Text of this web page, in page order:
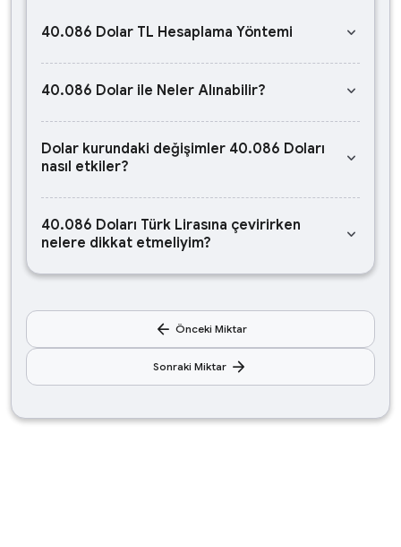
40.086 Dolar TL Hesaplama Yöntemi keyboard_arrow_down
40.086 Dolar ile Neler Alınabilir? keyboard_arrow_down
Dolar kurundaki değişimler 40.086 Doları
nasıl etkiler?
keyboard_arrow_down
40.086 Doları Türk Lirasına çevirirken
nelere dikkat etmeliyim?
keyboard_arrow_down
arrow_back Önceki Miktar
Sonraki Miktar arrow_forward